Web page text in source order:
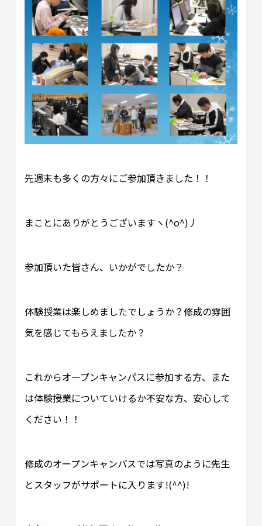
先週末も多くの方々にご参加頂きました！！
まことにありがとうございますヽ(^o^)丿
参加頂いた皆さん、いかがでしたか？
体験授業は楽しめましたでしょうか？修成の雰囲
気を感じてもらえましたか？
これからオープンキャンパスに参加する方、また
は体験授業についていけるか不安な方、安心して
ください！！
修成のオープンキャンパスでは写真のように先生
とスタッフがサポートに入ります!(^^)!